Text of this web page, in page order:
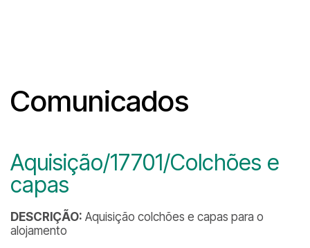
Comunicados
Aquisição/17701/Colchões e
capas
DESCRIÇÃO: Aquisição colchões e capas para o
alojamento